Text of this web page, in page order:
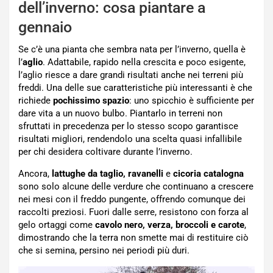
dell’inverno: cosa piantare a
gennaio
Se c’è una pianta che sembra nata per l’inverno, quella è
l’aglio. Adattabile, rapido nella crescita e poco esigente,
l’aglio riesce a dare grandi risultati anche nei terreni più
freddi. Una delle sue caratteristiche più interessanti è che
richiede pochissimo spazio: uno spicchio è sufficiente per
dare vita a un nuovo bulbo. Piantarlo in terreni non
sfruttati in precedenza per lo stesso scopo garantisce
risultati migliori, rendendolo una scelta quasi infallibile
per chi desidera coltivare durante l’inverno.
Ancora, attughe da taglio, ravanelli e cicoria catalogna
sono solo alcune delle verdure che continuano a crescere
nei mesi con il freddo pungente, offrendo comunque dei
raccolti preziosi. Fuori dalle serre, resistono con forza al
gelo ortaggi come cavolo nero, verza, broccoli e carote,
dimostrando che la terra non smette mai di restituire ciò
che si semina, persino nei periodi più duri.